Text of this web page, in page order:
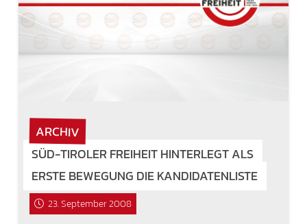
ARCHIV
SÜD-TIROLER FREIHEIT HINTERLEGT ALS
ERSTE BEWEGUNG DIE KANDIDATENLISTE
23. September 2008